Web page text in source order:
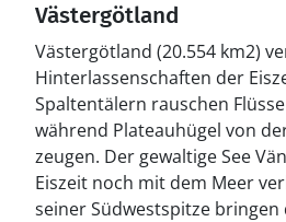
Västergötland
Västergötland (20.554 km2)
Hinterlassenschaften der
Spaltentälern rauschen
während Plateauhügel von
zeugen. Der gewaltige See
Eiszeit noch mit dem Meer
seiner Südwestspitze bringen